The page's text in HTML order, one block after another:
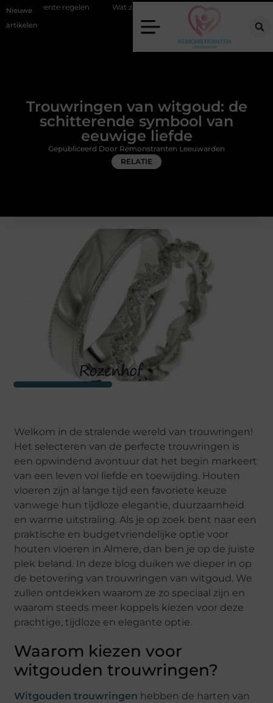
Nieuwe
artikelen
Wat zero-click search betekent voor de toekomst van online
Trouwringen van witgoud: de
schitterende symbool van
eeuwige liefde
RELATIE
Gepubliceerd Door Remonstranten Leeuwarden
Welkom in de stralende wereld van trouwringen!
Het selecteren van de perfecte trouwringen is
een opwindend avontuur dat het begin markeert
van een leven vol liefde en toewijding. Houten
vloeren zijn al lange tijd een favoriete keuze
vanwege hun tijdloze elegantie, duurzaamheid
en warme uitstraling. Als je op zoek bent naar een
praktische en budgetvriendelijke optie voor
houten vloeren in Almere, dan ben je op de juiste
plek beland. In deze blog duiken we dieper in op
de betovering van trouwringen van witgoud. We
zullen ontdekken waarom ze zo speciaal zijn en
waarom steeds meer koppels kiezen voor deze
prachtige, tijdloze en elegante optie.
Waarom kiezen voor
witgouden trouwringen?
Witgouden trouwringen hebben de harten van